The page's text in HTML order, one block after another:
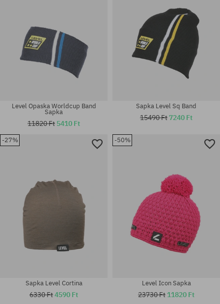
Level Opaska Worldcup Band
Sapka
11820 Ft 5410 Ft
Sapka Level Sq Band
15490 Ft 7240 Ft
-27%
Sapka Level Cortina
6330 Ft4590 Ft
-50%
Level Icon Sapka
23730 Ft 11820 Ft